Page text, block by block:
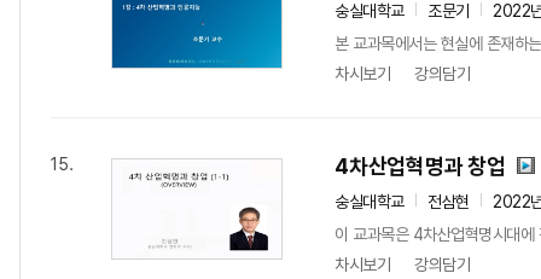
숭실대학교 조문기
2022
본 교과목에서는 현실에 존재하
차시보기
강의담기
15. 4차산업혁명과 창업
숭실대학교 전삼현
2022
이 교과목은 4차산업혁명시대
차시보기
강의담기